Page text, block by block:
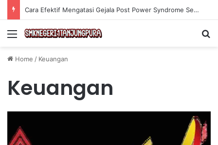
Cara Efektif Mengatasi Gejala Post Power Syndrome Setelah Pensiun Kerja
Menu
Home / Keuangan
Keuangan